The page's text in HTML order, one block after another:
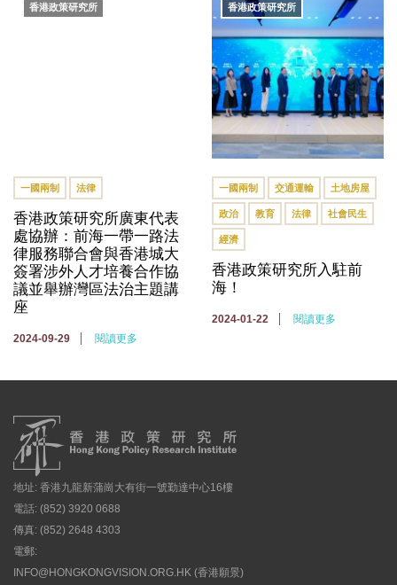
香港政策研究所
一國兩制 法律
香港政策研究所廣東代表
處協辦：前海一帶一路法
律服務聯合會與香港城大
簽署涉外人才培養合作協
議並舉辦灣區法治主題講
座
2024-09-29 閱讀更多
香港政策研究所
一國兩制 交通運輸 土地房屋
政治 教育 法律 社會民生
經濟
香港政策研究所入駐前
海！
2024-01-22 閱讀更多
地址: 香港九龍新蒲崗大有街一號勤達中心16樓
電話: (852) 3920 0688
傳真: (852) 2648 4303
電郵:
INFO@HONGKONGVISION.ORG.HK (香港願景)